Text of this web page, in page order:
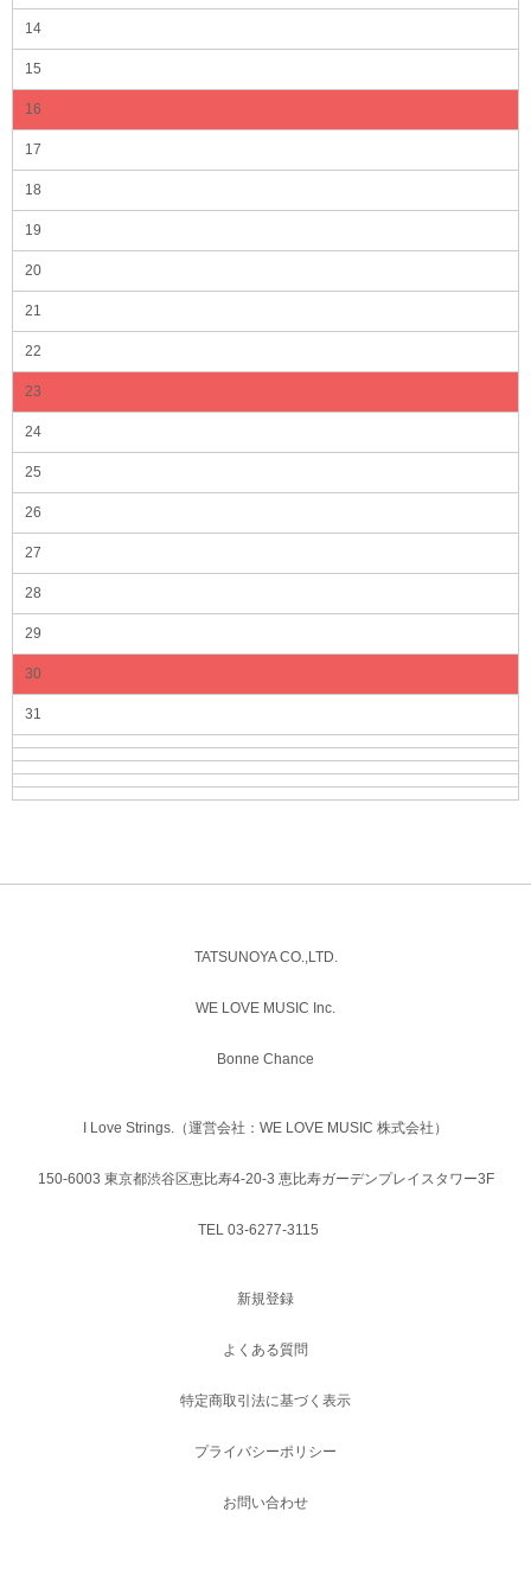
14
15
16
17
18
19
20
21
22
23
24
25
26
27
28
29
30
31
TATSUNOYA CO.,LTD.
WE LOVE MUSIC Inc.
Bonne Chance
I Love Strings.（運営会社：WE LOVE MUSIC 株式会社）
150-6003 東京都渋谷区恵比寿4-20-3 恵比寿ガーデンプレイスタワー3F
TEL 03-6277-3115
新規登録
よくある質問
特定商取引法に基づく表示
プライバシーポリシー
お問い合わせ